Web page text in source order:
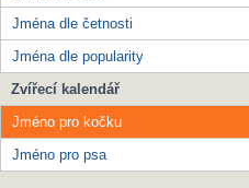
Jména dle četnosti
Jména dle popularity
Zvířecí kalendář
Jméno pro kočku
Jméno pro psa